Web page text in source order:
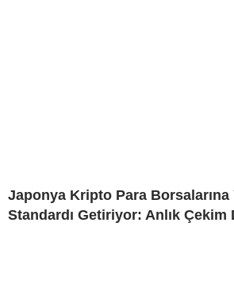
Japonya Kripto Para
Standardı Getiriyor: Anlık Çekim